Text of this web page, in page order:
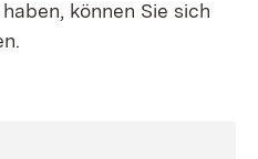
können Sie sich